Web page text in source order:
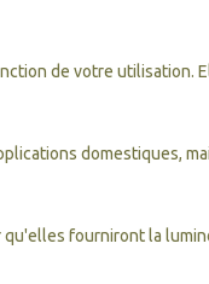
de votre utilisation.
domestiques,
fourniront la